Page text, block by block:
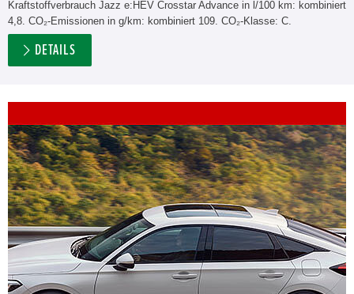
Kraftstoffverbrauch Jazz e:HEV Crosstar Advance in l/100 km: kombiniert
4,8. CO₂-Emissionen in g/km: kombiniert 109. CO₂-Klasse: C.
DETAILS